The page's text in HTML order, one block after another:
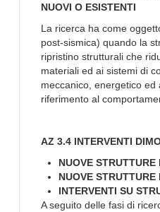
NUOVI O ESISTENTI
La ricerca ha come
post-sismica) quando la
ripristino strutturali che
materiali ed ai sistemi di
meccanico, energetico ed
riferimento al
AZ 3.4 INTERVENTI
NUOVE
NUOVE
INTERVENTI SU
A seguito delle fasi di